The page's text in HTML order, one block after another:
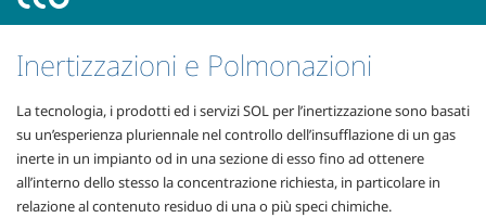
Inertizzazioni e Polmonazioni
La tecnologia, i prodotti ed i servizi SOL per l’inertizzazione sono basati
su un’esperienza pluriennale nel controllo dell’insufflazione di un gas
inerte in un impianto od in una sezione di esso fino ad ottenere
all’interno dello stesso la concentrazione richiesta, in particolare in
relazione al contenuto residuo di una o più speci chimiche.